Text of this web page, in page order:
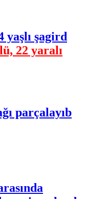
yaşlı şagird
22 yaralı
parçalayıb